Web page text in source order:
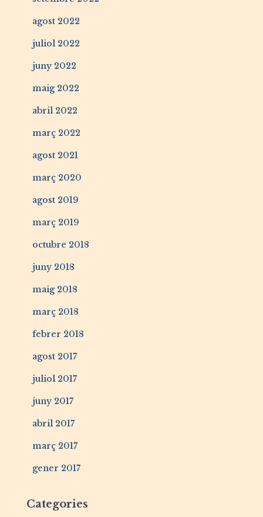
agost 2022
juliol 2022
juny 2022
maig 2022
abril 2022
març 2022
agost 2021
març 2020
agost 2019
març 2019
octubre 2018
juny 2018
maig 2018
març 2018
febrer 2018
agost 2017
juliol 2017
juny 2017
abril 2017
març 2017
gener 2017
Categories